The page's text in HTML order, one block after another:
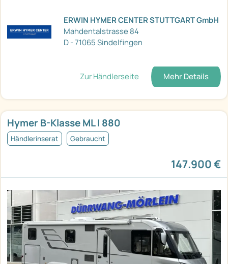
ERWIN HYMER CENTER STUTTGART GmbH
Mahdentalstrasse 84
D - 71065 Sindelfingen
Zur Händlerseite Mehr Details
Hymer B-Klasse ML I 880
Händlerinserat Gebraucht
147.900 €